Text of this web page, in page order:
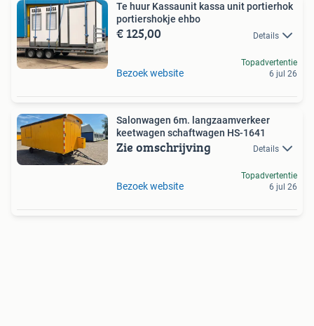
Te huur Kassaunit kassa unit portierhok
portiershokje ehbo
€ 125,00 Details
Bezoek website
Topadvertentie
6 jul 26
Salonwagen 6m. langzaamverkeer
keetwagen schaftwagen HS-1641
Zie omschrijving Details
Bezoek website
Topadvertentie
6 jul 26